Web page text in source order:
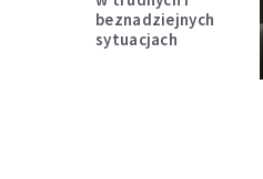
beznadziejnych
sytuacjach